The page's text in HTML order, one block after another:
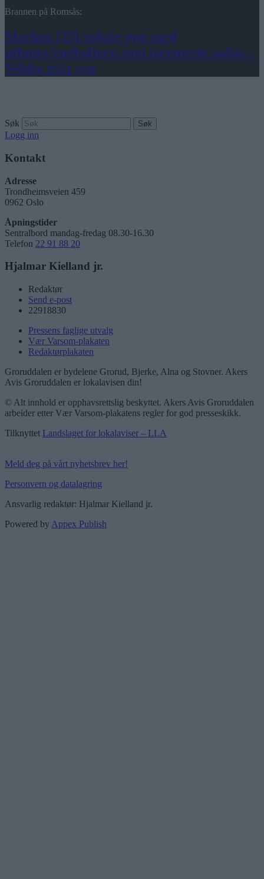
Brannen på Romsås:
Markus (25) vokste opp med
uthuset/eneboligen som nærmeste nabo: –
Veldig trist syn
Søk
Logg inn
Kontakt
Adresse
Trondheimsveien 459
0962 Oslo
Åpningstider
Sentralbord mandag-fredag 08.30-16.30
Telefon 22 91 88 20
Hjalmar Kielland jr.
Redaktør
Send e-post
22918830
Pressens faglige utvalg
Vær Varsom-plakaten
Redaktørplakaten
Groruddalen er bydelene Grorud, Bjerke, Alna og Stovner. Akers
Avis Groruddalen er lokalavisen din!
© Alt innhold er opphavsrettslig beskyttet. Akers Avis Groruddalen
arbeider etter Vær Varsom-plakatens regler for god presseskikk.
Tilknyttet Landslaget for lokalaviser – LLA
Meld deg på vårt nyhetsbrev her!
Personvern og datalagring
Ansvarlig redaktør: Hjalmar Kielland jr.
Powered by Appex Publish